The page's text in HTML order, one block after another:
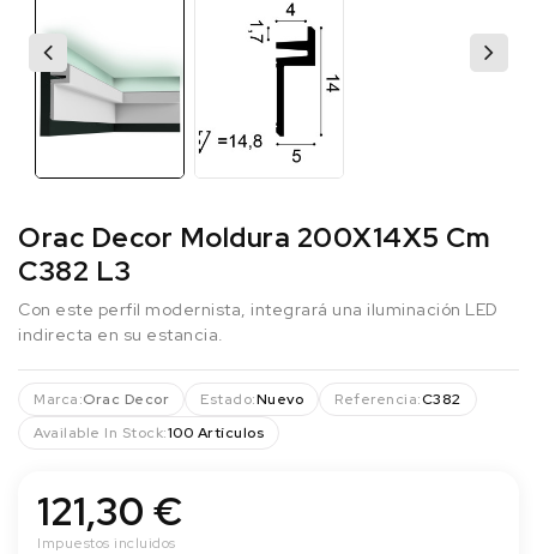
Orac Decor Moldura 200X14X5 Cm
C382 L3
Con este perfil modernista, integrará una iluminación LED
indirecta en su estancia.
Marca:Orac Decor Estado:Nuevo Referencia:C382
Available In Stock:100 Artículos
121,30 €
Impuestos incluidos